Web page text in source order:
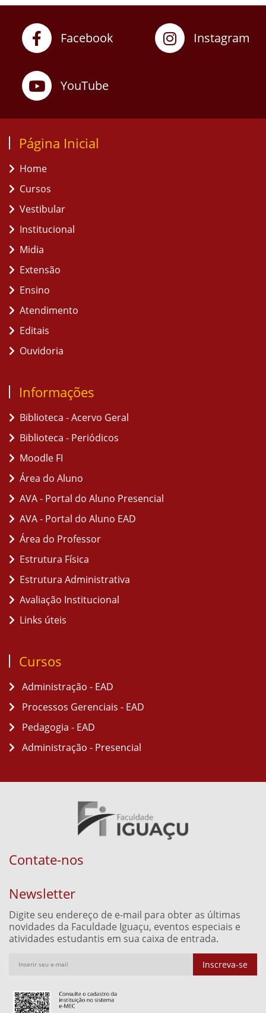
Facebook Instagram
YouTube
Página Inicial
Home
Cursos
Vestibular
Institucional
Midia
Extensão
Ensino
Atendimento
Editais
Ouvidoria
Informações
Biblioteca - Acervo Geral
Biblioteca - Periódicos
Moodle FI
Área do Aluno
AVA - Portal do Aluno Presencial
AVA - Portal do Aluno EAD
Área do Professor
Estrutura Física
Estrutura Administrativa
Avaliação Institucional
Links úteis
Cursos
Administração - EAD
Processos Gerenciais - EAD
Pedagogia - EAD
Administração - Presencial
Contate-nos
Newsletter
Digite seu endereço de e-mail para obter as últimas
novidades da Faculdade Iguaçu, eventos especiais e
atividades estudantis em sua caixa de entrada.
Inscreva-se